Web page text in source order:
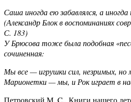
Саша иногда ею забавлялся, а иногда
(Александр Блок в воспоминаниях
С. 183)
У Брюсова тоже была подобная
сочиненная:
Мы все — игрушки сил, незримых, но
Марионетки — мы, и Рок играет в